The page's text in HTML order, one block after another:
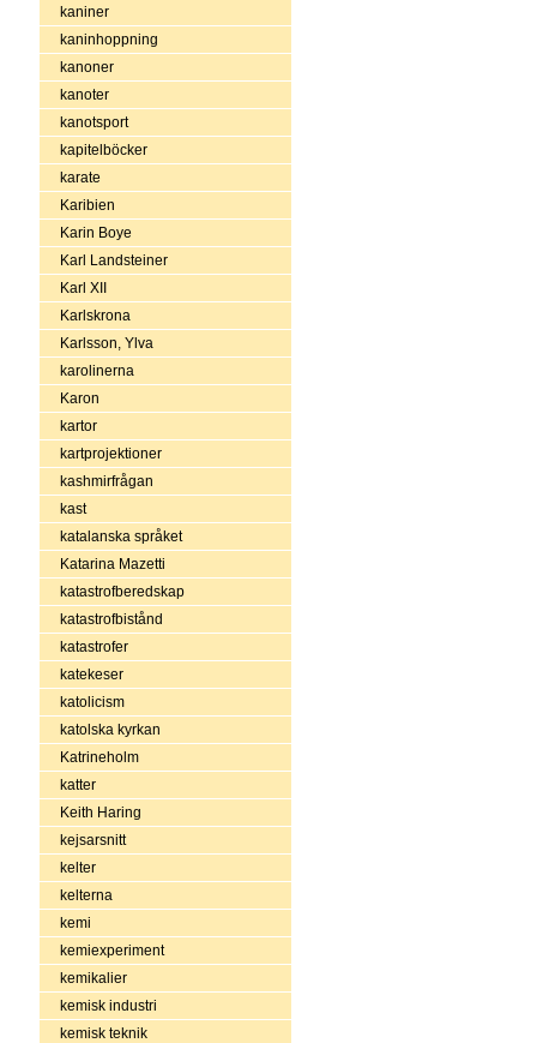
kaniner
kaninhoppning
kanoner
kanoter
kanotsport
kapitelböcker
karate
Karibien
Karin Boye
Karl Landsteiner
Karl XII
Karlskrona
Karlsson, Ylva
karolinerna
Karon
kartor
kartprojektioner
kashmirfrågan
kast
katalanska språket
Katarina Mazetti
katastrofberedskap
katastrofbistånd
katastrofer
katekeser
katolicism
katolska kyrkan
Katrineholm
katter
Keith Haring
kejsarsnitt
kelter
kelterna
kemi
kemiexperiment
kemikalier
kemisk industri
kemisk teknik